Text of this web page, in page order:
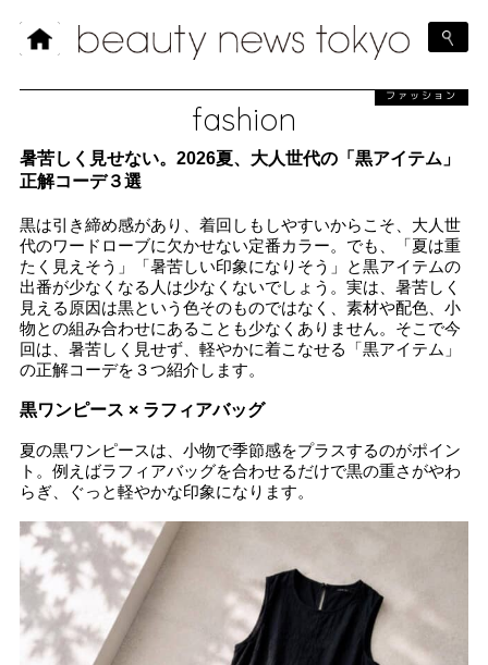
fashion
ファッション
暑苦しく見せない。2026夏、大人世代の「黒アイテム」
正解コーデ３選
黒は引き締め感があり、着回しもしやすいからこそ、大人世
代のワードローブに欠かせない定番カラー。でも、「夏は重
たく見えそう」「暑苦しい印象になりそう」と黒アイテムの
出番が少なくなる人は少なくないでしょう。実は、暑苦しく
見える原因は黒という色そのものではなく、素材や配色、小
物との組み合わせにあることも少なくありません。そこで今
回は、暑苦しく見せず、軽やかに着こなせる「黒アイテム」
の正解コーデを３つ紹介します。
黒ワンピース × ラフィアバッグ
夏の黒ワンピースは、小物で季節感をプラスするのがポイン
ト。例えばラフィアバッグを合わせるだけで黒の重さがやわ
らぎ、ぐっと軽やかな印象になります。